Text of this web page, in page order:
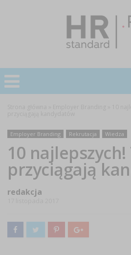
Employer Branding Rekrutacja Wiedza
10
przyciągają
redakcja